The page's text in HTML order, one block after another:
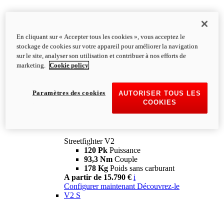
Streetfighter V2
120 Pk Puissance
93,3 Nm Couple
178 Kg Poids sans carburant
A partir de 15.790 € i
Configurer maintenant Découvrez-le
V2 S
En cliquant sur « Accepter tous les cookies », vous acceptez le
stockage de cookies sur votre appareil pour améliorer la navigation
sur le site, analyser son utilisation et contribuer à nos efforts de
marketing.
Cookie policy
AUTORISER TOUS LES
COOKIES
Paramètres des cookies